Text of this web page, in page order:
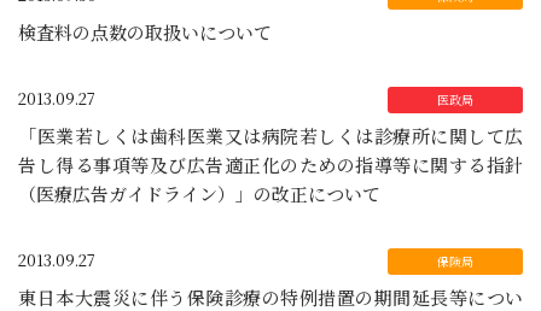
検査料の点数の取扱いについて
2013.09.27
「医業若しくは歯科医業又は病院若しくは診療所に関して広
告し得る事項等及び広告適正化のための指導等に関する指針
（医療広告ガイドライン）」の改正について
2013.09.27
東日本大震災に伴う保険診療の特例措置の期間延長等につい